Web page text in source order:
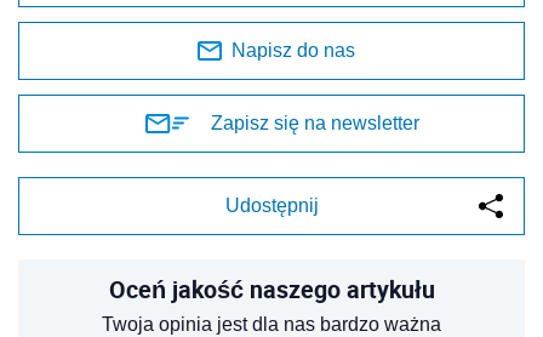
Napisz do nas
Zapisz się na newsletter
Udostępnij
Oceń jakość naszego artykułu
Twoja opinia jest dla nas bardzo ważna